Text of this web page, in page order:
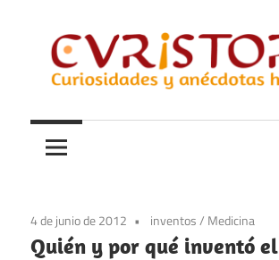
contenido
Curistoria
y
anécdotas
historia
4 de junio de 2012 inventos/ Medicina
Quién y por qué inventó el